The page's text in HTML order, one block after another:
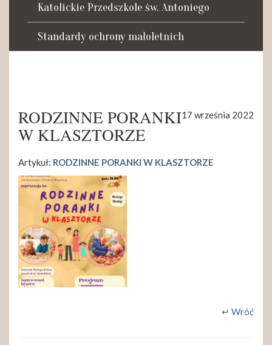
e-mail:rkosk@op.pl; wegrow.klasztor@drohiczynska.pl
Numer konta:
59 9236 0008 0012 8645 2000 0010
Katolickie Przedszkole św. Antoniego
Standardy ochrony małoletnich
17 września 2022
RODZINNE PORANKI
W KLASZTORZE
Artykuł: RODZINNE PORANKI W KLASZTORZE
↵ Wróć